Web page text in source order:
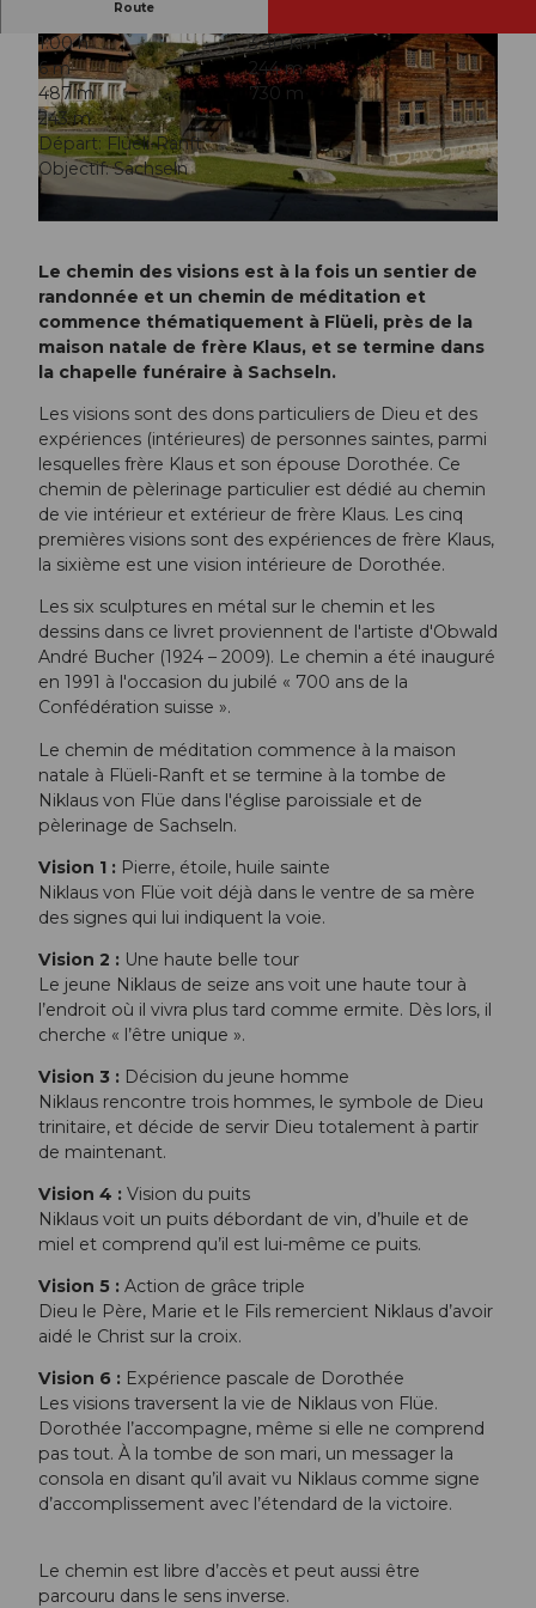
© Obwalden Tourismus, Obwalden Tourismus
Route
1:00 h
3,40 km
6 m
244 m
487 m
730 m
243 m
Départ: Flüeli-Ranft
Objectif: Sachseln
Le chemin des visions est à la fois un sentier de
randonnée et un chemin de méditation et
commence thématiquement à Flüeli, près de la
maison natale de frère Klaus, et se termine dans
la chapelle funéraire à Sachseln.
Les visions sont des dons particuliers de Dieu et des
expériences (intérieures) de personnes saintes, parmi
lesquelles frère Klaus et son épouse Dorothée. Ce
chemin de pèlerinage particulier est dédié au chemin
de vie intérieur et extérieur de frère Klaus. Les cinq
premières visions sont des expériences de frère Klaus,
la sixième est une vision intérieure de Dorothée.
Les six sculptures en métal sur le chemin et les
dessins dans ce livret proviennent de l'artiste d'Obwald
André Bucher (1924 – 2009). Le chemin a été inauguré
en 1991 à l'occasion du jubilé « 700 ans de la
Confédération suisse ».
Le chemin de méditation commence à la maison
natale à Flüeli-Ranft et se termine à la tombe de
Niklaus von Flüe dans l'église paroissiale et de
pèlerinage de Sachseln.
Vision 1 : Pierre, étoile, huile sainte
Niklaus von Flüe voit déjà dans le ventre de sa mère
des signes qui lui indiquent la voie.
Vision 2 : Une haute belle tour
Le jeune Niklaus de seize ans voit une haute tour à
l’endroit où il vivra plus tard comme ermite. Dès lors, il
cherche « l’être unique ».
Vision 3 : Décision du jeune homme
Niklaus rencontre trois hommes, le symbole de Dieu
trinitaire, et décide de servir Dieu totalement à partir
de maintenant.
Vision 4 : Vision du puits
Niklaus voit un puits débordant de vin, d’huile et de
miel et comprend qu’il est lui-même ce puits.
Vision 5 : Action de grâce triple
Dieu le Père, Marie et le Fils remercient Niklaus d’avoir
aidé le Christ sur la croix.
Vision 6 : Expérience pascale de Dorothée
Les visions traversent la vie de Niklaus von Flüe.
Dorothée l’accompagne, même si elle ne comprend
pas tout. À la tombe de son mari, un messager la
consola en disant qu’il avait vu Niklaus comme signe
d’accomplissement avec l’étendard de la victoire.
Le chemin est libre d’accès et peut aussi être
parcouru dans le sens inverse.